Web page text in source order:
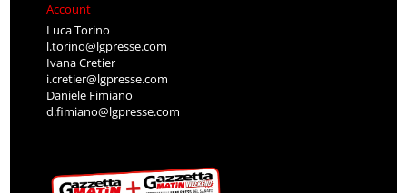
Account
Luca Torino
l.torino@lgpresse.com
Ivana Cretier
i.cretier@lgpresse.com
Daniele Fimiano
d.fimiano@lgpresse.com